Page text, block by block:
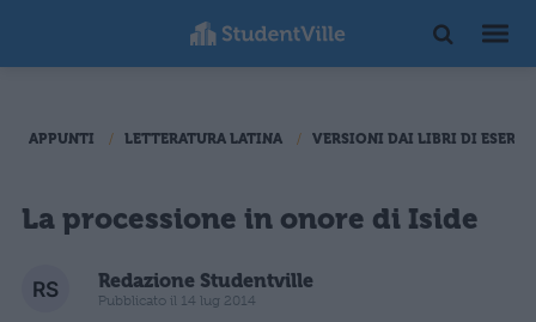
APPUNTI LETTERATURA LATINA VERSIONI DAI LIBRI DI
La processione in onore di Iside
Redazione Studentville
Pubblicato il 14 lug 2014